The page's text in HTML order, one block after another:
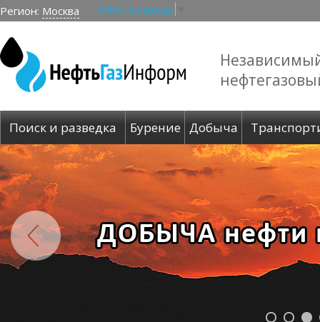
Регион: Москва Select Language
Поиск и разведка Бурение Добыча